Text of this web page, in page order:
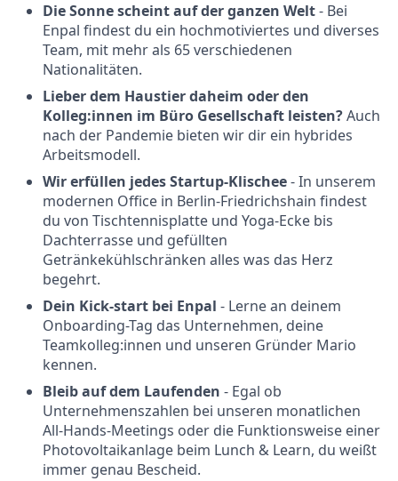
Die Sonne scheint auf der ganzen Welt- Bei
Enpal findest du ein hochmotiviertes und diverses
Team, mit mehr als 65 verschiedenen
Nationalitäten.
Lieber dem Haustier daheim oder den
Kolleg:innen im Büro Gesellschaft leisten?Auch
nach der Pandemie bieten wir dir ein hybrides
Arbeitsmodell.
Wir erfüllen jedes Startup-Klischee- In unserem
modernen Office in Berlin-Friedrichshain findest
du von Tischtennisplatte und Yoga-Ecke bis
Dachterrasse und gefüllten
Getränkekühlschränken alles was das Herz
begehrt.
Dein Kick-start bei Enpal - Lerne an deinem
Onboarding-Tag das Unternehmen, deine
Teamkolleg:innen und unseren Gründer Mario
kennen.
Bleib auf dem Laufenden - Egal ob
Unternehmenszahlen bei unseren monatlichen
All-Hands-Meetings oder die Funktionsweise einer
Photovoltaikanlage beim Lunch & Learn, du weißt
immer genau Bescheid.